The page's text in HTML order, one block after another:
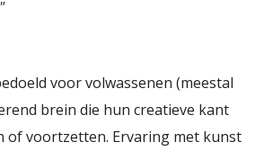
voor volwassenen (meestal
brein die hun creatieve kant
of voortzetten. Ervaring met kunst